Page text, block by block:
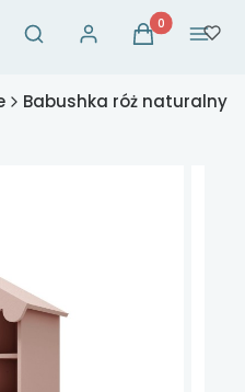
Otwórz wyszukiwarkę
Szukaj Zaloguj sięProdukty w
Koszyk Menu
Babushka róż naturalny